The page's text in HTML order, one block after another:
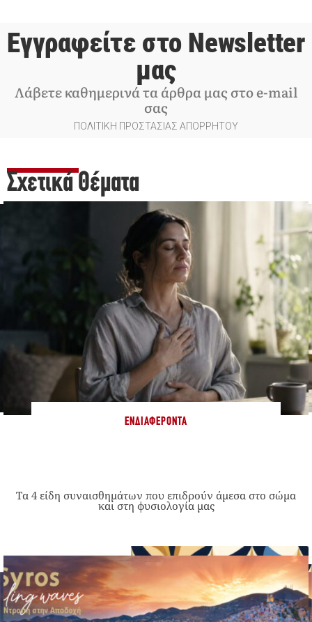
Εγγραφείτε στο Newsletter
μας
Λάβετε καθημερινά τα άρθρα μας στο e-mail
σας
ΠΟΛΙΤΙΚΗ ΠΡΟΣΤΑΣΙΑΣ ΑΠΟΡΡΗΤΟΥ
Σχετικά Θέματα
ΕΝΔΙΑΦΈΡΟΝΤΑ
Τα 4 είδη συναισθημάτων που επιδρούν άμεσα στο σώμα
και στη φυσιολογία μας